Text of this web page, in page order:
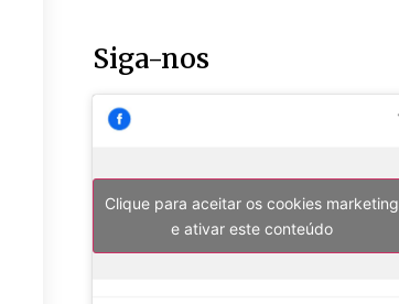
Siga-nos
Clique para aceitar os cookies marketing
e ativar este conteúdo